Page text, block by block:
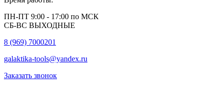
ПН-ПТ 9:00 - 17:00 по МСК
СБ-ВС ВЫХОДНЫЕ
8 (969) 7000201
galaktika-tools@yandex.ru
Заказать звонок